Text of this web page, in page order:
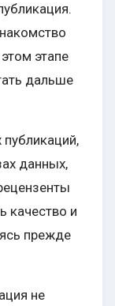
этапе
дальше
данных,
качество и
прежде
не